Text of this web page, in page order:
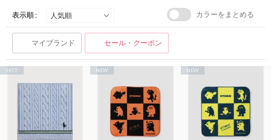
表示順 : カラーをまとめる
マイブランド セール・クーポン
HOT NEW NEW